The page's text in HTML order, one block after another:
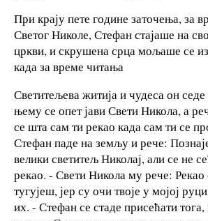
При крају пете године заточења, за
Светог Николе, Стефан стајаше на
цркви, и скрушена срца мољаше се
када за време читања
Светитељева житија и чудеса он
њему се опет јави Свети Никола, а
се шта сам ти рекао када сам ти се
Стефан паде на земљу и рече:
велики светитељ Николај, али се не
рекао. - Свети Никола му рече: Рекао
тугујеш, јер су очи твоје у мојој
их. - Стефан се стаде присећати